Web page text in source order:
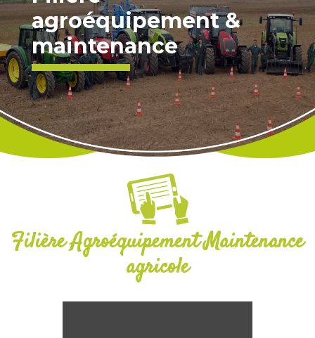
agroéquipement &
maintenance
Filière Agroéquipement Maintenance
agricole